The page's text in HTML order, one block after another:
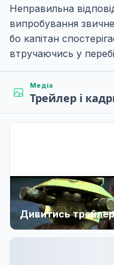
Неправильна
випробування
бо капітан
втручаючись у
Медіа
Трейлер і
Дивитись трейлер